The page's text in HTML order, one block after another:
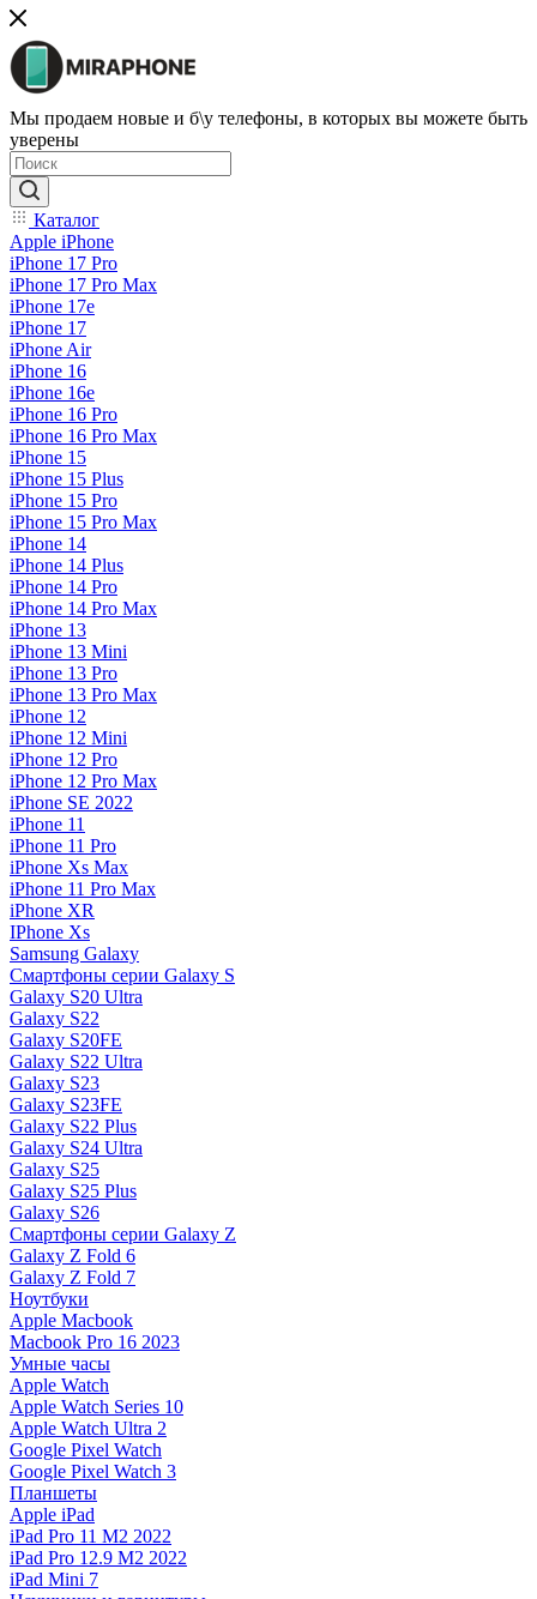
Мы продаем новые и б\у телефоны, в которых вы можете быть
уверены
Каталог
Apple iPhone
iPhone 17 Pro
iPhone 17 Pro Max
iPhone 17e
iPhone 17
iPhone Air
iPhone 16
iPhone 16e
iPhone 16 Pro
iPhone 16 Pro Max
iPhone 15
iPhone 15 Plus
iPhone 15 Pro
iPhone 15 Pro Max
iPhone 14
iPhone 14 Plus
iPhone 14 Pro
iPhone 14 Pro Max
iPhone 13
iPhone 13 Mini
iPhone 13 Pro
iPhone 13 Pro Max
iPhone 12
iPhone 12 Mini
iPhone 12 Pro
iPhone 12 Pro Max
iPhone SE 2022
iPhone 11
iPhone 11 Pro
iPhone Xs Max
iPhone 11 Pro Max
iPhone XR
IPhone Xs
Samsung Galaxy
Смартфоны серии Galaxy S
Galaxy S20 Ultra
Galaxy S22
Galaxy S20FE
Galaxy S22 Ultra
Galaxy S23
Galaxy S23FE
Galaxy S22 Plus
Galaxy S24 Ultra
Galaxy S25
Galaxy S25 Plus
Galaxy S26
Смартфоны серии Galaxy Z
Galaxy Z Fold 6
Galaxy Z Fold 7
Ноутбуки
Apple Macbook
Macbook Pro 16 2023
Умные часы
Apple Watch
Apple Watch Series 10
Apple Watch Ultra 2
Google Pixel Watch
Google Pixel Watch 3
Планшеты
Apple iPad
iPad Pro 11 M2 2022
iPad Pro 12.9 M2 2022
iPad Mini 7